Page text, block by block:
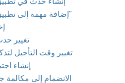
إضافة مهمة إلى تطبيق "التقويم"
تغيير
تغيير وقت التأجيل
إنشاء
الانضمام إلى مكالمة